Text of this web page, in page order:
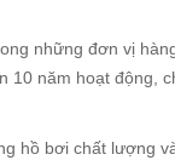
những đơn vị
10 năm hoạt động,
hồ bơi chất lượng